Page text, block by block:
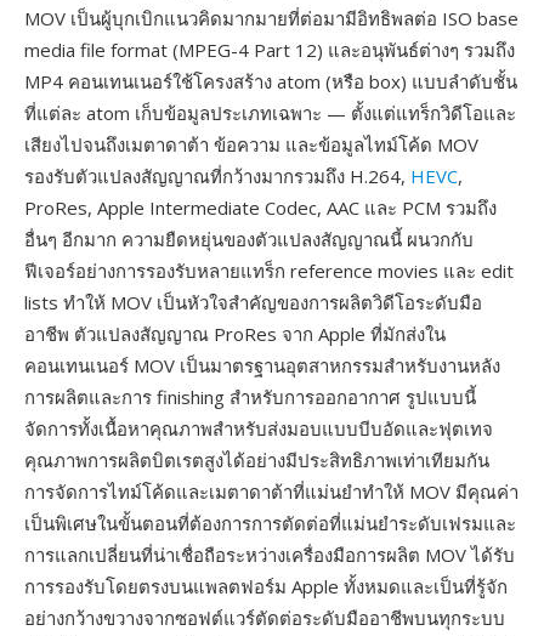
MOV เป็นผู้บุกเบิกแนวคิดมากมายที่ต่อมามีอิทธิพลต่อ ISO base
media file format (MPEG-4 Part 12) และอนุพันธ์ต่างๆ รวมถึง
MP4 คอนเทนเนอร์ใช้โครงสร้าง atom (หรือ box) แบบลำดับชั้น
ที่แต่ละ atom เก็บข้อมูลประเภทเฉพาะ — ตั้งแต่แทร็กวิดีโอและ
เสียงไปจนถึงเมตาดาต้า ข้อความ และข้อมูลไทม์โค้ด MOV
รองรับตัวแปลงสัญญาณที่กว้างมากรวมถึง H.264, HEVC,
ProRes, Apple Intermediate Codec, AAC และ PCM รวมถึง
อื่นๆ อีกมาก ความยืดหยุ่นของตัวแปลงสัญญาณนี้ ผนวกกับ
ฟีเจอร์อย่างการรองรับหลายแทร็ก reference movies และ edit
lists ทำให้ MOV เป็นหัวใจสำคัญของการผลิตวิดีโอระดับมือ
อาชีพ ตัวแปลงสัญญาณ ProRes จาก Apple ที่มักส่งใน
คอนเทนเนอร์ MOV เป็นมาตรฐานอุตสาหกรรมสำหรับงานหลัง
การผลิตและการ finishing สำหรับการออกอากาศ รูปแบบนี้
จัดการทั้งเนื้อหาคุณภาพสำหรับส่งมอบแบบบีบอัดและฟุตเทจ
คุณภาพการผลิตบิตเรตสูงได้อย่างมีประสิทธิภาพเท่าเทียมกัน
การจัดการไทม์โค้ดและเมตาดาต้าที่แม่นยำทำให้ MOV มีคุณค่า
เป็นพิเศษในขั้นตอนที่ต้องการการตัดต่อที่แม่นยำระดับเฟรมและ
การแลกเปลี่ยนที่น่าเชื่อถือระหว่างเครื่องมือการผลิต MOV ได้รับ
การรองรับโดยตรงบนแพลตฟอร์ม Apple ทั้งหมดและเป็นที่รู้จัก
อย่างกว้างขวางจากซอฟต์แวร์ตัดต่อระดับมืออาชีพบนทุกระบบ